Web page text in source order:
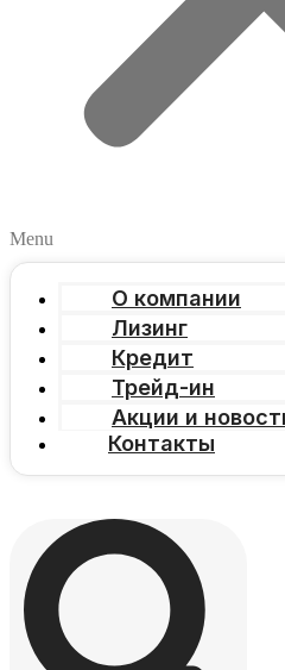
Menu
О компании
Лизинг
Кредит
Трейд-ин
Акции и
Контакты